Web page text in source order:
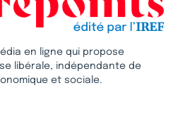
en ligne qui propose
libérale, indépendante de
et sociale.